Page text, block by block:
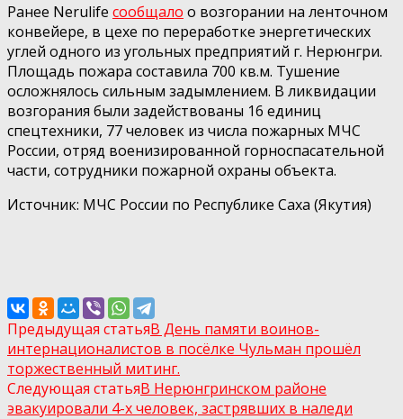
Ранее Nerulife сообщало о возгорании на ленточном
конвейере, в цехе по переработке энергетических
углей одного из угольных предприятий г. Нерюнгри.
Площадь пожара составила 700 кв.м. Тушение
осложнялось сильным задымлением. В ликвидации
возгорания были задействованы 16 единиц
спецтехники, 77 человек из числа пожарных МЧС
России, отряд военизированной горноспасательной
части, сотрудники пожарной охраны объекта.
Источник: МЧС России по Республике Саха (Якутия)
Предыдущая статьяВ День памяти воинов-
интернационалистов в посёлке Чульман прошёл
торжественный митинг.
Следующая статьяВ Нерюнгринском районе
эвакуировали 4-х человек, застрявших в наледи